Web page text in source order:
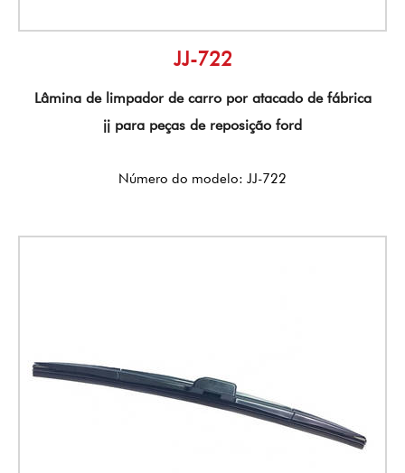
JJ-722
Lâmina de limpador de carro por atacado de fábrica
jj para peças de reposição ford
Número do modelo: JJ-722